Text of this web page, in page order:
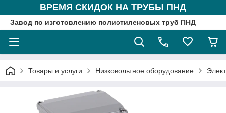
ВРЕМЯ СКИДОК НА ТРУБЫ ПНД
Завод по изготовлению полиэтиленовых труб ПНД
Товары и услуги Низковольтное оборудование